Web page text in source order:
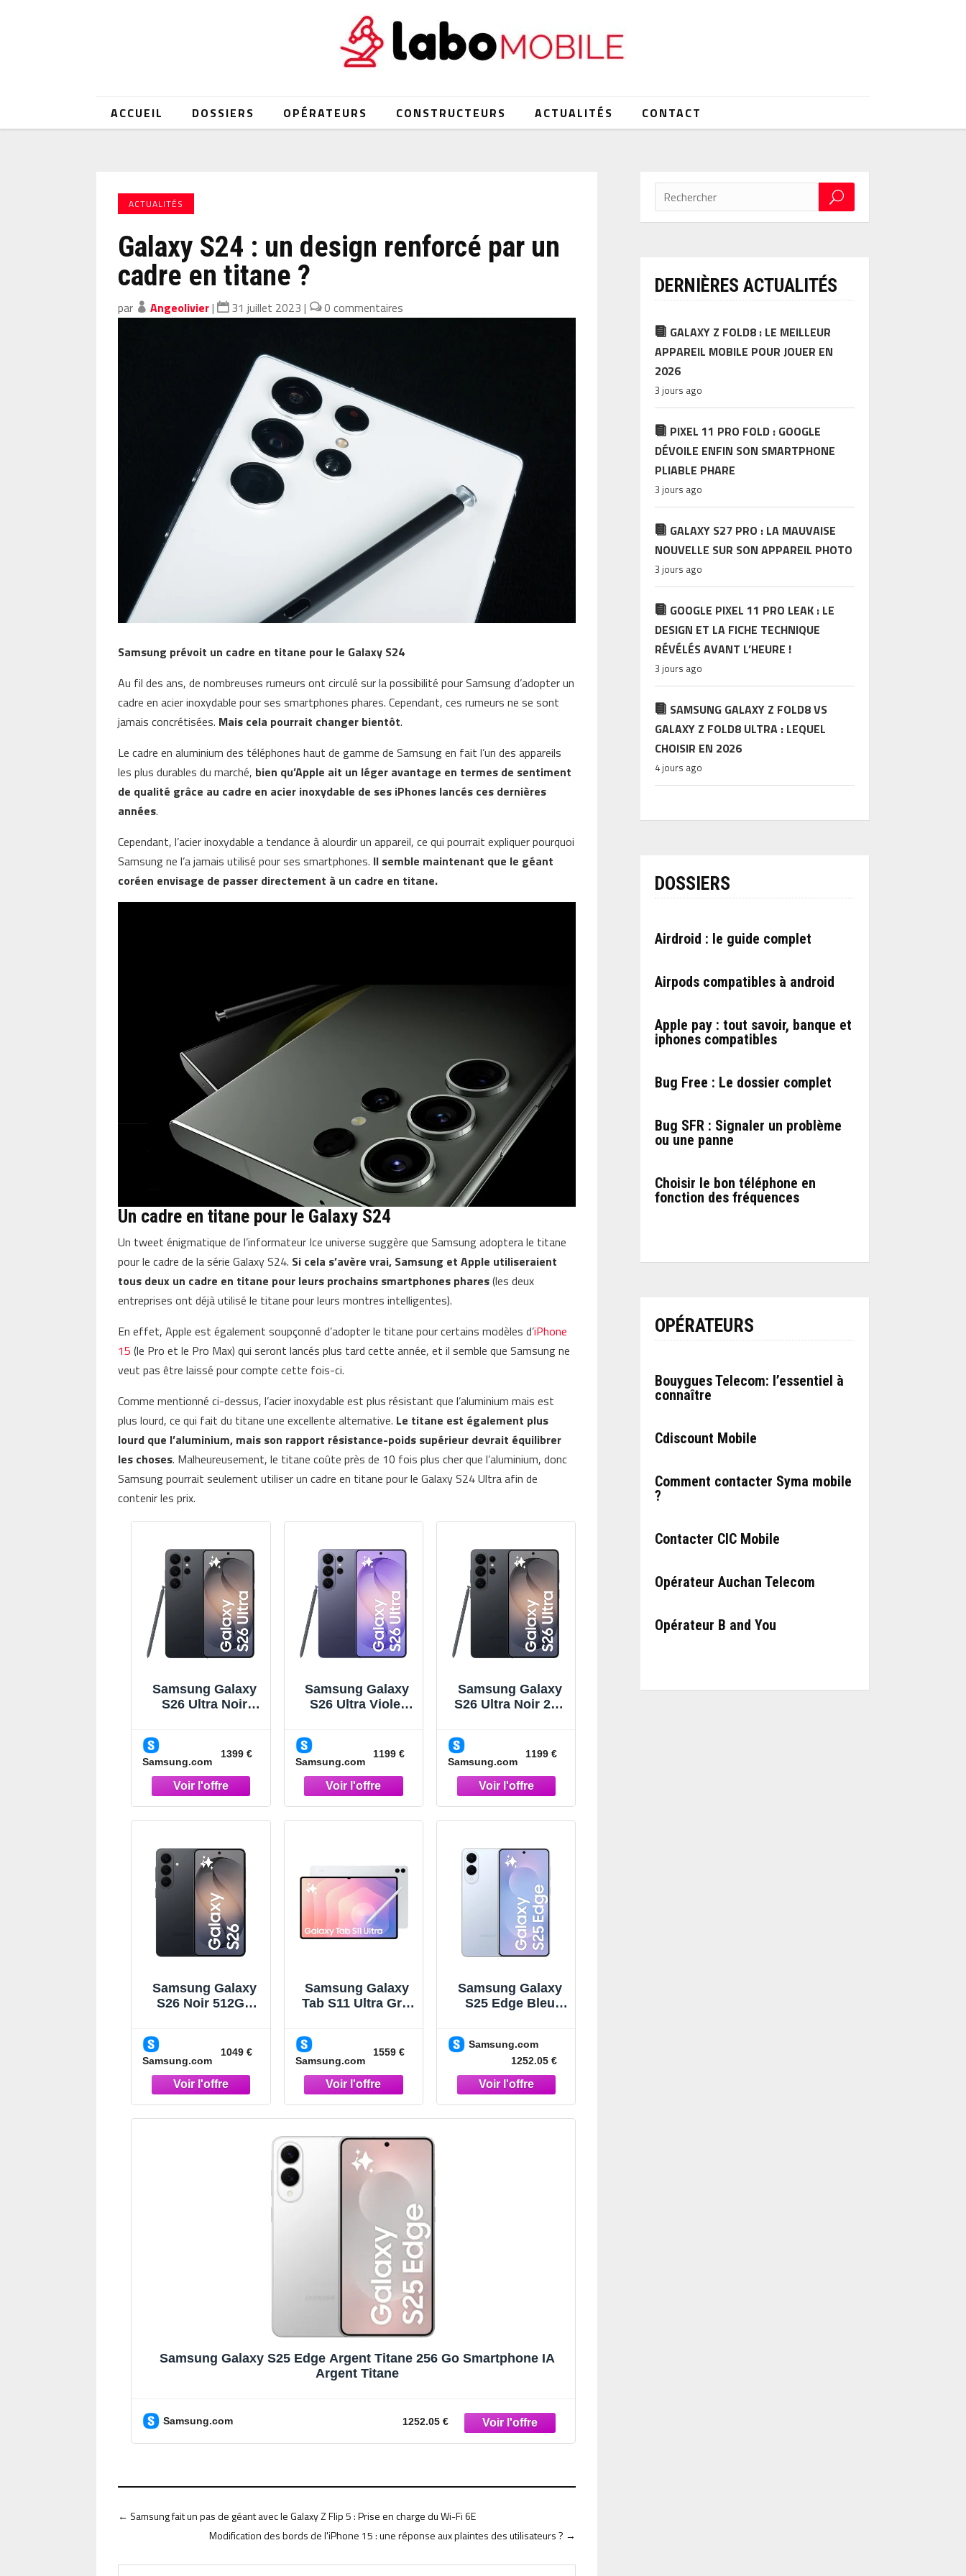
ACCUEIL DOSSIERS OPÉRATEURS CONSTRUCTEURS ACTUALITÉS CONTACT
ACTUALITÉS
Galaxy S24 : un design renforcé par un
cadre en titane ?
par Angeolivier| 31 juillet 2023 | 0 commentaires
Samsung prévoit un cadre en titane pour le Galaxy S24
Au fil des ans, de nombreuses rumeurs ont circulé sur la possibilité pour Samsung d’adopter un
cadre en acier inoxydable pour ses smartphones phares. Cependant, ces rumeurs ne se sont
jamais concrétisées. Mais cela pourrait changer bientôt.
Le cadre en aluminium des téléphones haut de gamme de Samsung en fait l’un des appareils
les plus durables du marché, bien qu’Apple ait un léger avantage en termes de sentiment
de qualité grâce au cadre en acier inoxydable de ses iPhones lancés ces dernières
années.
Cependant, l’acier inoxydable a tendance à alourdir un appareil, ce qui pourrait expliquer pourquoi
Samsung ne l’a jamais utilisé pour ses smartphones. Il semble maintenant que le géant
coréen envisage de passer directement à un cadre en titane.
Un cadre en titane pour le Galaxy S24
Un tweet énigmatique de l’informateur Ice universe suggère que Samsung adoptera le titane
pour le cadre de la série Galaxy S24. Si cela s’avère vrai, Samsung et Apple utiliseraient
tous deux un cadre en titane pour leurs prochains smartphones phares(les deux
entreprises ont déjà utilisé le titane pour leurs montres intelligentes).
En effet, Apple est également soupçonné d’adopter le titane pour certains modèles d’iPhone
15 (le Pro et le Pro Max) qui seront lancés plus tard cette année, et il semble que Samsung ne
veut pas être laissé pour compte cette fois-ci.
Comme mentionné ci-dessus, l’acier inoxydable est plus résistant que l’aluminium mais est
plus lourd, ce qui fait du titane une excellente alternative. Le titane est également plus
lourd que l’aluminium, mais son rapport résistance-poids supérieur devrait équilibrer
les choses. Malheureusement, le titane coûte près de 10 fois plus cher que l’aluminium, donc
Samsung pourrait seulement utiliser un cadre en titane pour le Galaxy S24 Ultra afin de
contenir les prix.
Samsung Galaxy
S26 Ultra Noir
Smartphone Noir
Samsung.com
1399 €
Samsung Galaxy
S26 Ultra Violet
Violet
Samsung.com
1199 €
Samsung Galaxy
S26 Ultra Noir 256
Samsung.com
1199 €
Samsung Galaxy
S26 Noir 512Go
Samsung.com
1049 €
Samsung Galaxy
Tab S11 Ultra Gris
Samsung.com
1559 €
Samsung Galaxy
S25 Edge Bleu
Go Smartphone IA
Bleu Clair Titane
Samsung.com
1252.05 €
Samsung Galaxy S25 Edge Argent Titane 256 Go Smartphone IA
Argent Titane
Samsung.com 1252.05 €
← Samsung fait un pas de géant avec le Galaxy Z Flip 5 : Prise en charge du Wi-Fi 6E
Modification des bords de l'iPhone 15 : une réponse aux plaintes des utilisateurs ? →
DERNIÈRES ACTUALITÉS
GALAXY Z FOLD8 : LE MEILLEUR
APPAREIL MOBILE POUR JOUER EN
2026
3 jours ago
PIXEL 11 PRO FOLD : GOOGLE
DÉVOILE ENFIN SON SMARTPHONE
PLIABLE PHARE
3 jours ago
GALAXY S27 PRO : LA MAUVAISE
NOUVELLE SUR SON APPAREIL PHOTO
3 jours ago
GOOGLE PIXEL 11 PRO LEAK : LE
DESIGN ET LA FICHE TECHNIQUE
RÉVÉLÉS AVANT L’HEURE !
3 jours ago
SAMSUNG GALAXY Z FOLD8 VS
GALAXY Z FOLD8 ULTRA : LEQUEL
CHOISIR EN 2026
4 jours ago
DOSSIERS
Airdroid : le guide complet
Airpods compatibles à android
Apple pay : tout savoir, banque et
iphones compatibles
Bug Free : Le dossier complet
Bug SFR : Signaler un problème
ou une panne
Choisir le bon téléphone en
fonction des fréquences
OPÉRATEURS
Bouygues Telecom: l’essentiel à
connaître
Cdiscount Mobile
Comment contacter Syma mobile
?
Contacter CIC Mobile
Opérateur Auchan Telecom
Opérateur B and You